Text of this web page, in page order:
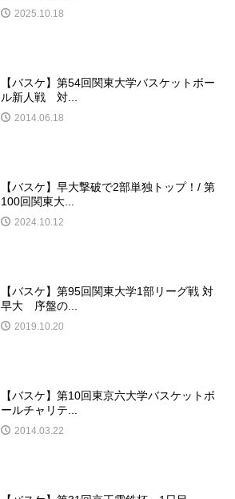
2025.10.18
【バスケ】第54回関東大学バスケットボー
ル新人戦 対...
2014.06.18
【バスケ】早大撃破で2部単独トップ！/ 第
100回関東大...
2024.10.12
【バスケ】第95回関東大学1部リーグ戦 対
早大 序盤の...
2019.10.20
【バスケ】第10回東京六大学バスケットボ
ールチャリテ...
2014.03.22